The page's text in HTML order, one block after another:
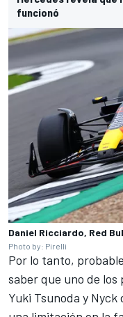
funcionó
Daniel Ricciardo, Red
Photo by: Pirelli
Por lo tanto,
saber que uno de
Yuki Tsunoda y Nyck